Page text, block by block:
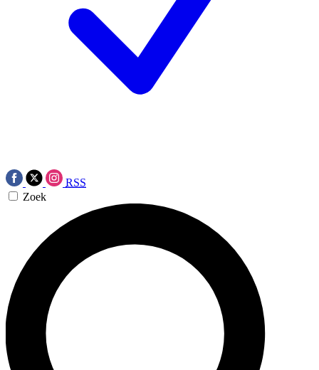
RSS
Zoek